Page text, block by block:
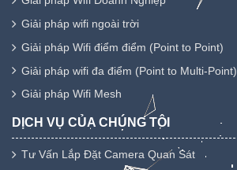
Giải pháp wifi ngoài trời
Giải pháp Wifi điểm điểm (Point to Point)
Giải pháp wifi đa điểm (Point to Multi-Point)
Giải pháp Wifi Mesh
DỊCH VỤ CỦA CHÚNG TÔI
Tư Vấn Lắp Đặt Camera Quan Sát